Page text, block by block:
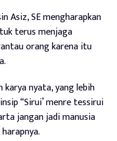
Asiz, SE mengharapkan
terus menjaga
orang karena itu
karya nyata, yang lebih
“Sirui’ menre tessirui
jangan jadi manusia